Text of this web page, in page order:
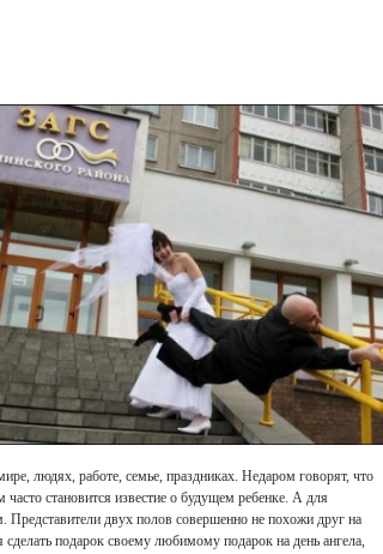
людях, работе, семье, праздниках. Недаром говорят, что
становится известие о будущем ребенке. А для
двух полов совершенно не похожи друг на
подарок своему любимому подарок на день ангела,